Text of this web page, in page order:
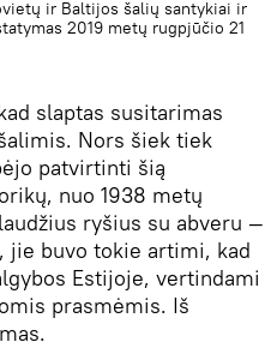
ir Baltijos šalių santykiai ir
2019 metų rugpjūčio 21
slaptas susitarimas
Nors šiek tiek
patvirtinti šią
nuo 1938 metų
ryšius su abveru —
jie buvo tokie artimi, kad
Estijoje, vertindami
prasmėmis. Iš